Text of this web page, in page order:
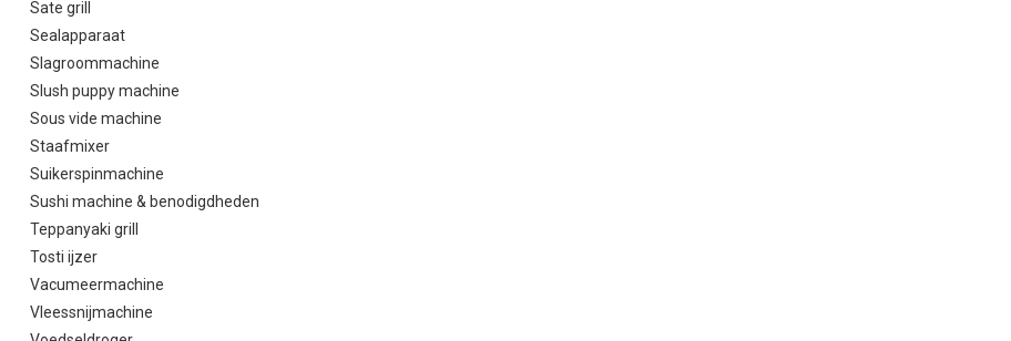
Sate grill
Sealapparaat
Slagroommachine
Slush puppy machine
Sous vide machine
Staafmixer
Suikerspinmachine
Sushi machine & benodigdheden
Teppanyaki grill
Tosti ijzer
Vacumeermachine
Vleessnijmachine